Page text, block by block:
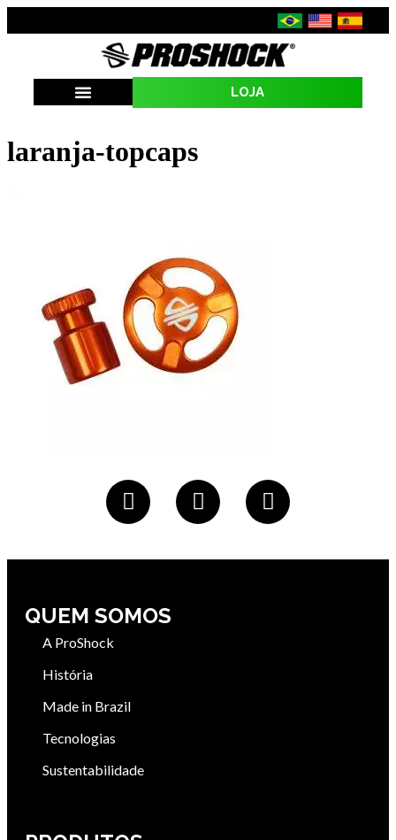
LOJA
laranja-topcaps
QUEM SOMOS
A ProShock
História
Made in Brazil
Tecnologias
Sustentabilidade